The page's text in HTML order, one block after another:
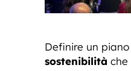
Definire un
sostenibilità che